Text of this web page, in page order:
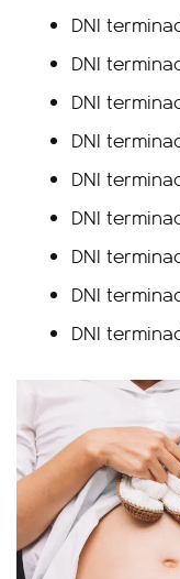
DNI
DNI
DNI
DNI
DNI
DNI
DNI
DNI
DNI